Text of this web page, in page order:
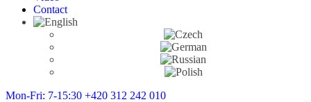
Contact
Mon-Fri: 7-15:30 +420 312 242 010